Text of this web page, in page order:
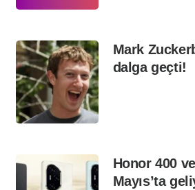
Mark
dalga geçti!
Honor 400
Mayıs’ta